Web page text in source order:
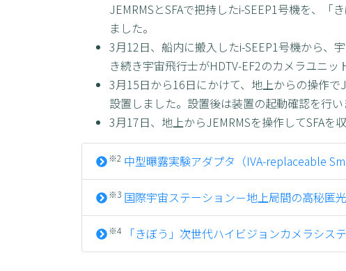
JEMRMSとSFAで把持したi-SEEP1号機を、
ました。
3月12日、船内に搬入したi-SEEP1号機から、
き続き宇宙飛行士がHDTV‑EF2のカメラユニ
3月15日から16日にかけて、地上からの操作で
設置しました。設置後は装置の起動確認を行い
3月17日、地上からJEMRMSを操作してSFAを
※2 中型曝露実験アダプタ（IVA-replaceable
※3 国際宇宙ステーション－地上局間の高秘匿
※4 「きぼう」次世代ハイビジョンカメラシステ